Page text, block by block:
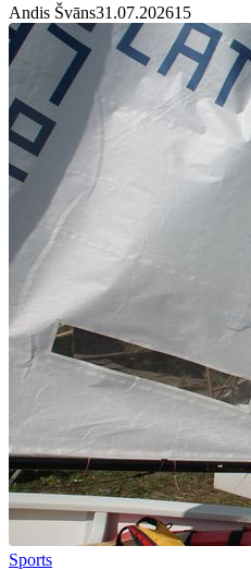
Andis Švāns31.07.20261 5
Sports